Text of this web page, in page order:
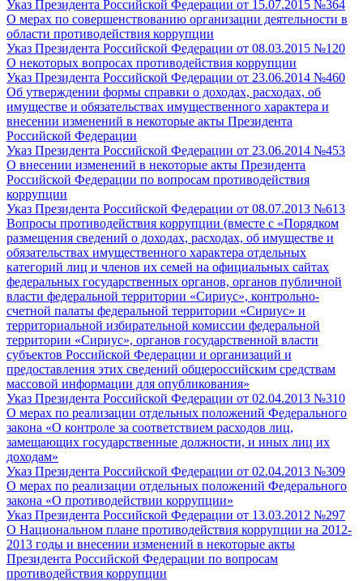
Указ Президента Российской Федерации от 15.07.2015 №364
О мерах по совершенствованию организации деятельности в
области противодействия коррупции
Указ Президента Российской Федерации от 08.03.2015 №120
О некоторых вопросах противодействия коррупции
Указ Президента Российской Федерации от 23.06.2014 №460
Об утверждении формы справки о доходах, расходах, об
имуществе и обязательствах имущественного характера и
внесении изменений в некоторые акты Президента
Российской Федерации
Указ Президента Российской Федерации от 23.06.2014 №453
О внесении изменений в некоторые акты Президента
Российской Федерации по вопросам противодействия
коррупции
Указ Президента Российской Федерации от 08.07.2013 №613
Вопросы противодействия коррупции (вместе с «Порядком
размещения сведений о доходах, расходах, об имуществе и
обязательствах имущественного характера отдельных
категорий лиц и членов их семей на официальных сайтах
федеральных государственных органов, органов публичной
власти федеральной территории «Сириус», контрольно-
счетной палаты федеральной территории «Сириус» и
территориальной избирательной комиссии федеральной
территории «Сириус», органов государственной власти
субъектов Российской Федерации и организаций и
предоставления этих сведений общероссийским средствам
массовой информации для опубликования»
Указ Президента Российской Федерации от 02.04.2013 №310
О мерах по реализации отдельных положений Федерального
закона «О контроле за соответствием расходов лиц,
замещающих государственные должности, и иных лиц их
доходам»
Указ Президента Российской Федерации от 02.04.2013 №309
О мерах по реализации отдельных положений Федерального
закона «О противодействии коррупции»
Указ Президента Российской Федерации от 13.03.2012 №297
О Национальном плане противодействия коррупции на 2012-
2013 годы и внесении изменений в некоторые акты
Президента Российской Федерации по вопросам
противодействия коррупции